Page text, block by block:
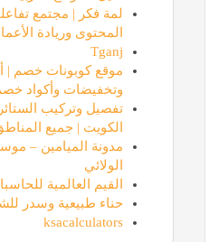
لمة فكر | مجتمع
المحتوى وريادة
Tganj
موقع كوبونات خصم
وتخفيضات وأكواد
تفصيل وتركيب
الكويت | جميع
مدونة الميامين –
الولائي
القيم العالمية
حناء طبيعية وسدر
ksacalculators